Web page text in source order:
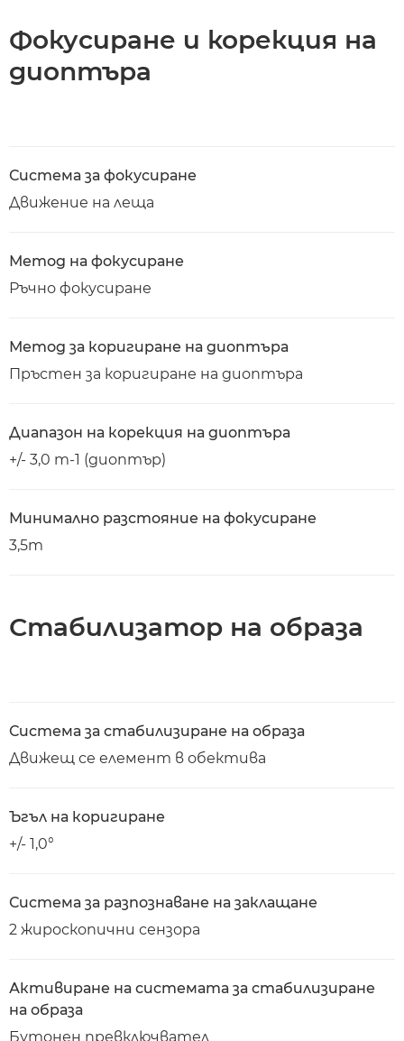
Фокусиране и корекция на
диоптъра
Система за фокусиране
Движение на леща
Метод на фокусиране
Ръчно фокусиране
Метод за коригиране на диоптъра
Пръстен за коригиране на диоптъра
Диапазон на корекция на диоптъра
+/- 3,0 m-1 (диоптър)
Минимално разстояние на фокусиране
3,5m
Стабилизатор на образа
Система за стабилизиране на образа
Движещ се елемент в обектива
Ъгъл на коригиране
+/- 1,0°
Система за разпознаване на заклащане
2 жироскопични сензора
Активиране на системата за стабилизиране
на образа
Бутонен превключвател